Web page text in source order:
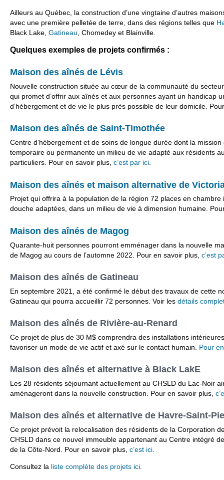
Ailleurs au Québec, la construction d’une vingtaine d’autres
avec une première pelletée de terre, dans des régions telles que
Black Lake, Gatineau , Chomedey et Blainville.
Quelques exemples de projets confirmés :
Maison des aînés de Lévis
Nouvelle construction située au cœur de la communauté du
qui promet d’offrir aux aînés et aux personnes ayant un handicap
d’hébergement et de vie le plus près possible de leur domicile.
Maison des aînés de Saint-Timothée
Centre d’hébergement et de soins de longue durée dont la mission
temporaire ou permanente un milieu de vie adapté aux résidents
particuliers. Pour en savoir plus, c’est par ici
Maison des aînés et maison alternative de
Projet qui offrira à la population de la région 72 places en chambre
douche adaptées, dans un milieu de vie à dimension humaine.
Maison des aînés de Magog
Quarante-huit personnes pourront emménager dans la nouvelle
de Magog au cours de l’automne 2022. Pour en savoir plus, c’est
Maison des aînés de Gatineau
En septembre 2021, a été confirmé le début des travaux de cette
Gatineau qui pourra accueillir 72 personnes. Voir les détails
Maison des aînés de Rivière-au-Renard
Ce projet de plus de 30 M$ comprendra des installations
favoriser un mode de vie actif et axé sur le contact humain. Pour
Maison des aînés et alternative à Black LakE
Les 28 résidents séjournant actuellement au CHSLD du Lac-Noir
aménageront dans la nouvelle construction. Pour en savoir plus,
Maison des aînés et alternative de Havre-Saint-
Ce projet prévoit la relocalisation des résidents de la Corporation
CHSLD dans ce nouvel immeuble appartenant au Centre intégré
de la Côte-Nord. Pour en savoir plus, c’est ici.
Consultez la liste complète des projets ici